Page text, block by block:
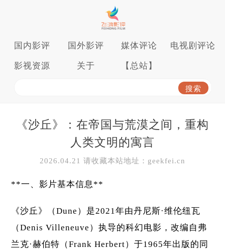
国内影评 国外影评 媒体评论 电视剧评论
影视资源 关于 【总站】
《沙丘》：在帝国与荒漠之间，重构
人类文明的寓言
2026.04.21 请收藏本站地址：geekfei.cn
**一、影片基本信息**
《沙丘》（Dune）是2021年由丹尼斯·维伦纽瓦
（Denis Villeneuve）执导的科幻电影，改编自弗
兰克·赫伯特（Frank Herbert）于1965年出版的同